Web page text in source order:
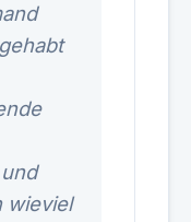
wieviel